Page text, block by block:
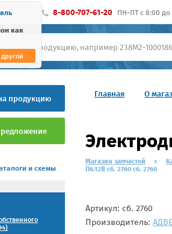
как
8-800-707-61-20 ПН-ПТ c 8:00 до
Главная О
продукцию
и схемы
Магазин запчастей
П6.12В сб. 2760 сб. 2760
Артикул: сб. 2760
Производитель: